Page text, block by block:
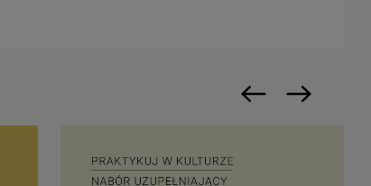
Previous slide
Next slide